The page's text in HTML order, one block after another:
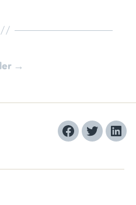
→
Facebook
Twitter